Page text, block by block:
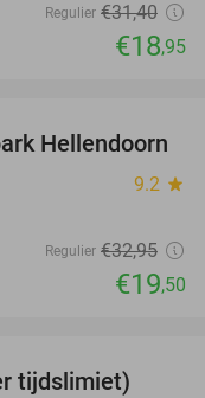
Regulier €31,40
€18,95
41%
Hellendoorn
9.2 star
Regulier €32,95
€19,50
tijdslimiet)